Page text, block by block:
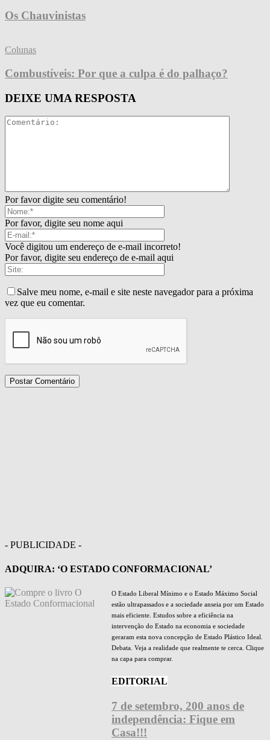
Os Chauvinistas
Colunas
Combustíveis: Por que a culpa é do palhaço?
DEIXE UMA RESPOSTA
Por favor digite seu comentário!
Por favor, digite seu nome aqui
Você digitou um endereço de e-mail incorreto!
Por favor, digite seu endereço de e-mail aqui
Salve meu nome, e-mail e site neste navegador para a próxima
vez que eu comentar.
- PUBLICIDADE -
ADQUIRA: ‘O ESTADO CONFORMACIONAL’
O Estado Liberal Mínimo e o Estado Máximo Social
estão ultrapassados e a sociedade anseia por um Estado
mais eficiente. Estudos sobre a eficiência na
intervenção do Estado na economia e sociedade
geraram esta nova concepção de Estado Plástico Ideal.
Debata. Veja a realidade que realmente te cerca. Clique
na capa para comprar.
EDITORIAL
7 de setembro, 200 anos de
independência: Fique em
Casa!!!